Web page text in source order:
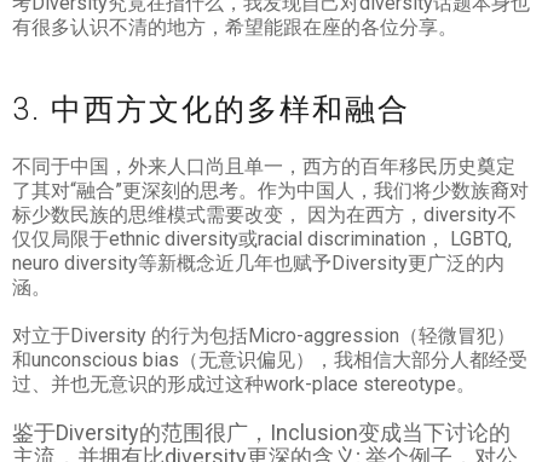
有很多认识不清的地方，希望能跟在座的各位分享。
3. 中西方文化的多样和融合
不同于中国，外来人口尚且单一，西方的百年移民历史奠定
了其对“融合”更深刻的思考。作为中国人，我们将少数族裔对
标少数民族的思维模式需要改变， 因为在西方，diversity不
仅仅局限于ethnic diversity或racial discrimination， LGBTQ,
neuro diversity等新概念近几年也赋予Diversity更广泛的内
涵。
对立于Diversity 的行为包括Micro-aggression（轻微冒犯）
和unconscious bias（无意识偏见），我相信大部分人都经受
过、并也无意识的形成过这种work-place stereotype。
鉴于Diversity的范围很广，Inclusion变成当下讨论的